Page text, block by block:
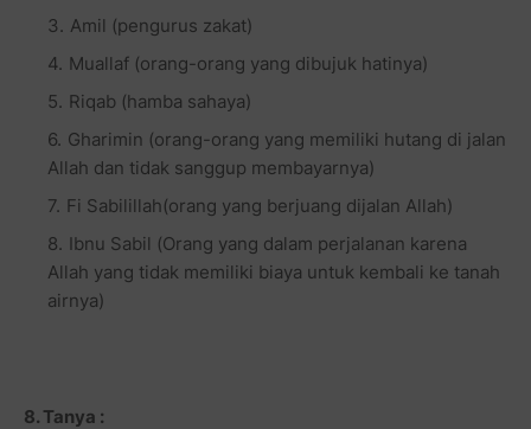
Amil (pengurus zakat)
Muallaf (orang-orang yang dibujuk hatinya)
Riqab (hamba sahaya)
Gharimin (orang-orang yang memiliki hutang di jalan
Allah dan tidak sanggup membayarnya)
Fi Sabilillah(orang yang berjuang dijalan Allah)
Ibnu Sabil (Orang yang dalam perjalanan karena
Allah yang tidak memiliki biaya untuk kembali ke tanah
airnya)
8. Tanya :